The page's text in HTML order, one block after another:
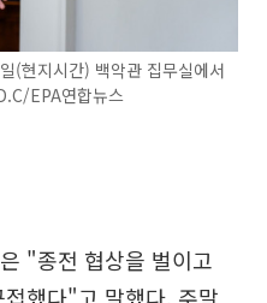
(현지시간) 백악관 집무실에서
EPA연합뉴스
"종전 협상을 벌이고